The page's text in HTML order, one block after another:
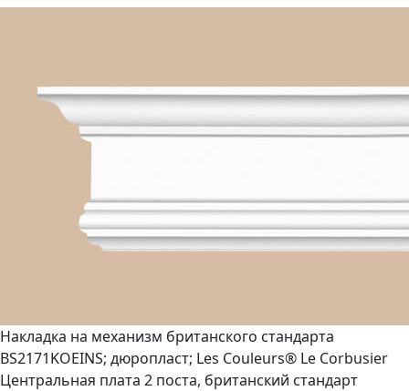
Накладка на механизм британского стандарта
BS2171KOEINS; дюропласт; Les Couleurs® Le Corbusier
Центральная плата 2 поста, британский стандарт